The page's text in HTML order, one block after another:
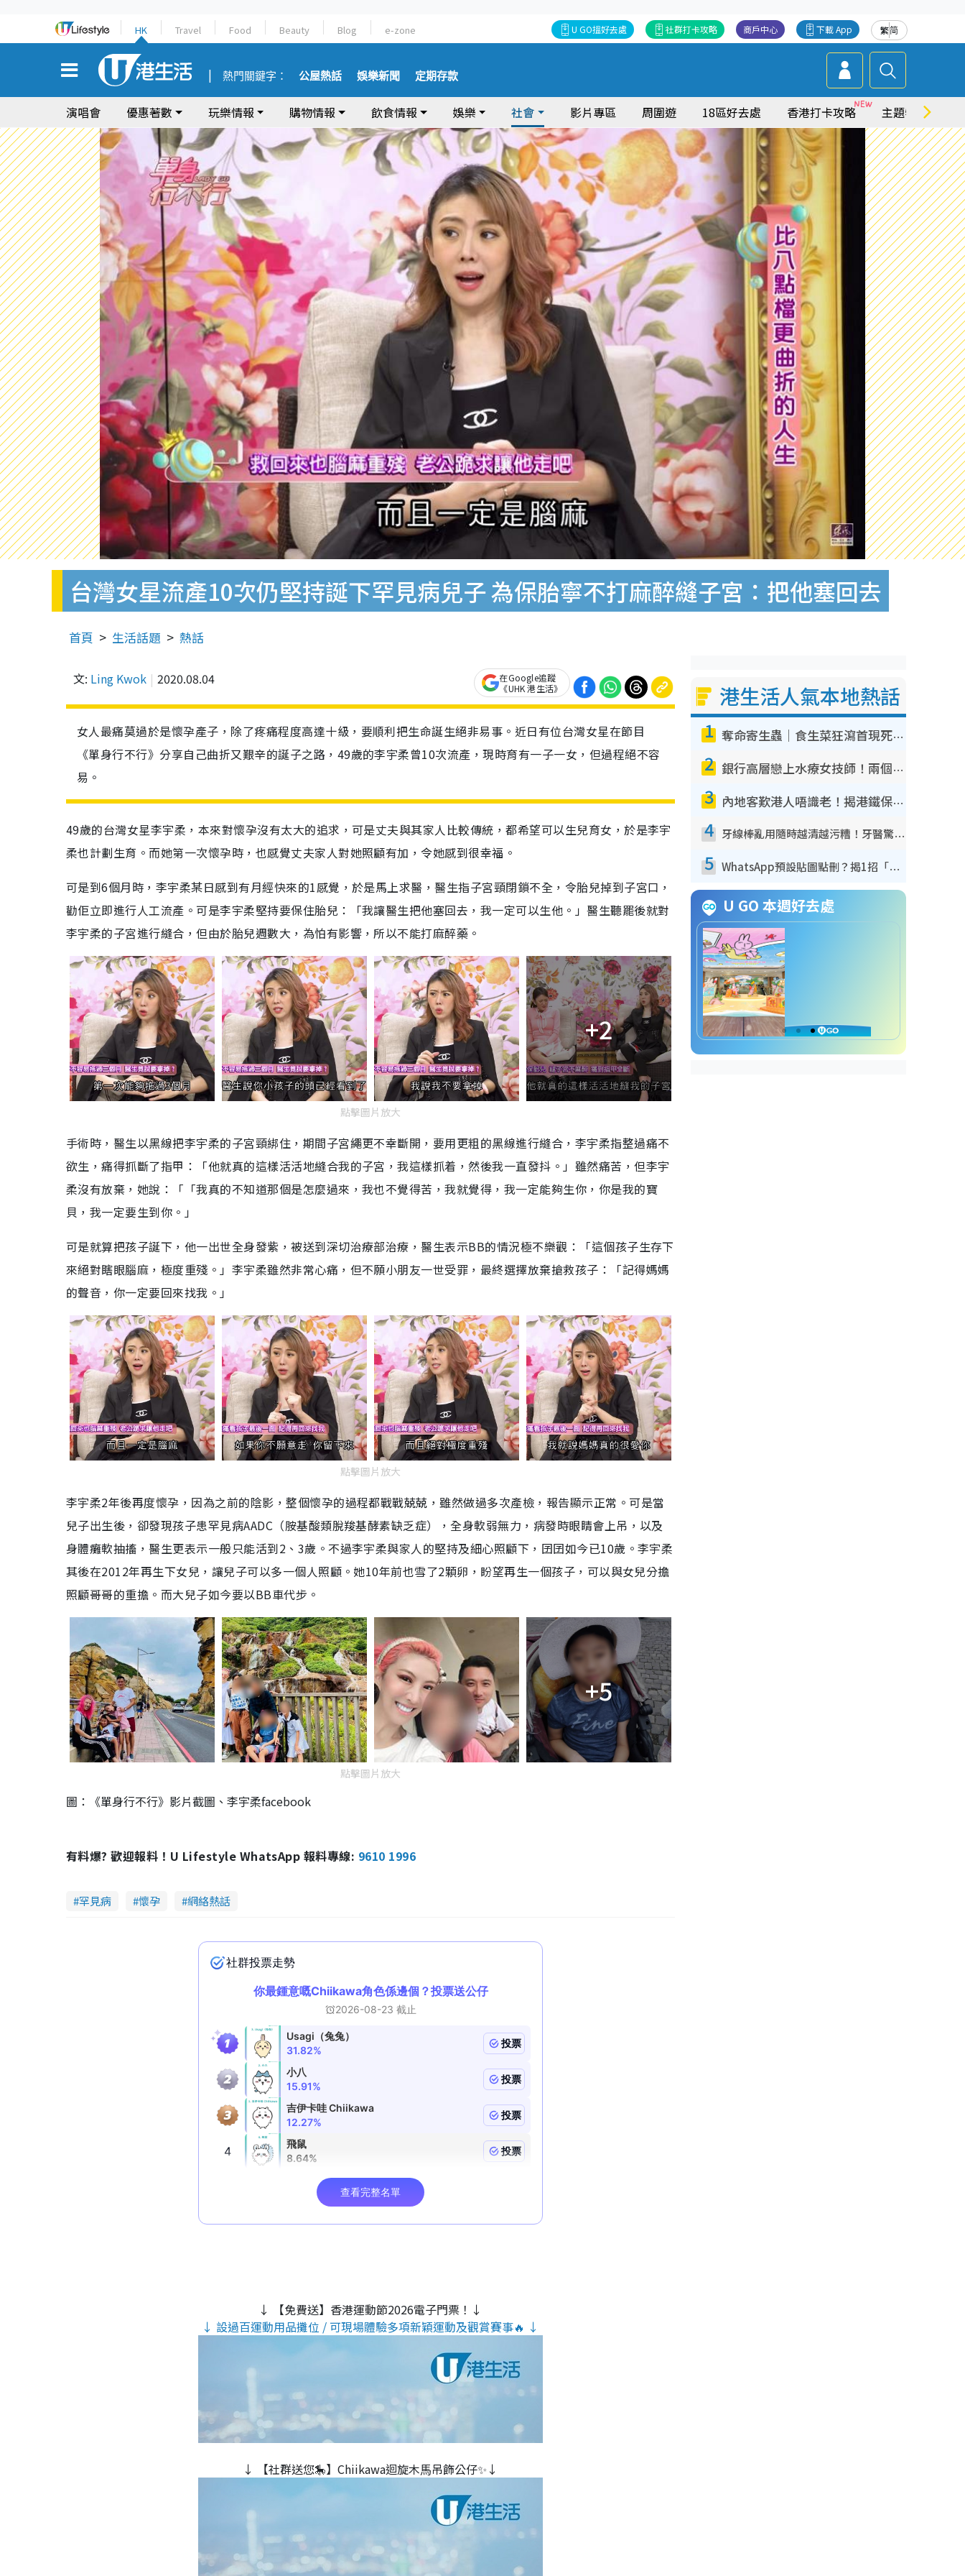
HK Travel Food Beauty Blog e-zone 繁简
下載 App
商戶中心
社群打卡攻略
U GO搵好去處
熱門關鍵字： 公屋熱話 娛樂新聞 定期存款
演唱會 優惠著數 玩樂情報 購物情報 飲食情報 娛樂 社會 影片專區 周圍遊 18區好去處 香港打卡攻略 主題特集
台灣女星流產10次仍堅持誕下罕見病兒子 為保胎寧不打麻醉縫子宮：把他塞回去
首頁 生活話題 熱話
文: Ling Kwok 2020.08.04
在Google追蹤
《UHK 港生活》
女人最痛莫過於是懷孕產子，除了疼痛程度高達十級，要順利把生命誕生絕非易事。近日有位台灣女星在節目
《單身行不行》分享自己曲折又艱辛的誕子之路，49歲的李宇柔曾10次流產，現時育有一子一女，但過程絕不容
易。
49歲的台灣女星李宇柔，本來對懷孕沒有太大的追求，可是丈夫與其家人比較傳統，都希望可以生兒育女，於是李宇
柔也計劃生育。而她第一次懷孕時，也感覺丈夫家人對她照顧有加，令她感到很幸福。
可是到6個月時，李宇柔某日感到有月經快來的1感覺，於是馬上求醫，醫生指子宮頸閉鎖不全，令胎兒掉到子宮口，
勸佢立即進行人工流產。可是李宇柔堅持要保住胎兒：「我讓醫生把他塞回去，我一定可以生他。」醫生聽罷後就對
李宇柔的子宮進行縫合，但由於胎兒週數大，為怕有影響，所以不能打麻醉藥。
+2
點擊圖片放大
手術時，醫生以黑線把李宇柔的子宮頸綁住，期間子宮繩更不幸斷開，要用更粗的黑線進行縫合，李宇柔指整過痛不
欲生，痛得抓斷了指甲：「他就真的這樣活活地縫合我的子宮，我這樣抓着，然後我一直發抖。」雖然痛苦，但李宇
柔沒有放棄，她說：「「我真的不知道那個是怎麼過來，我也不覺得苦，我就覺得，我一定能夠生你，你是我的寶
貝，我一定要生到你。」
可是就算把孩子誕下，他一出世全身發紫，被送到深切治療部治療，醫生表示BB的情況極不樂觀：「這個孩子生存下
來絕對瞎眼腦麻，極度重殘。」李宇柔雖然非常心痛，但不願小朋友一世受罪，最終選擇放棄搶救孩子：「記得媽媽
的聲音，你一定要回來找我。」
點擊圖片放大
李宇柔2年後再度懷孕，因為之前的陰影，整個懷孕的過程都戰戰兢兢，雖然做過多次產檢，報告顯示正常。可是當
兒子出生後，卻發現孩子患罕見病AADC（胺基酸類脫羧基酵素缺乏症），全身軟弱無力，病發時眼睛會上吊，以及
身體癱軟抽搐，醫生更表示一般只能活到2、3歲。不過李宇柔與家人的堅持及細心照顧下，囝囝如今已10歲。李宇柔
其後在2012年再生下女兒，讓兒子可以多一個人照顧。她10年前也雪了2顆卵，盼望再生一個孩子，可以與女兒分擔
照顧哥哥的重擔。而大兒子如今要以BB車代步。
+5
點擊圖片放大
圖：《單身行不行》影片截圖、李宇柔facebook
有料爆? 歡迎報料！U Lifestyle WhatsApp 報料專線: 9610 1996
罕見病 懷孕 網絡熱話
↓ 【免費送】香港運動節2026電子門票！↓
↓ 設過百運動用品攤位 / 可現場體驗多項新穎運動及觀賞賽事🔥 ↓
↓ 【社群送您🎠】Chiikawa迴旋木⾺吊飾公仔✨↓
港生活人氣本地熱話
1 奪命寄生蟲｜食生菜狂瀉首現死者！疫潮惡化錄1.8萬宗病例 揭洗菜3大謬誤
2 銀行高層戀上水療女技師！兩個月借128萬驚覺「沉船」沉落火海 揭背後疑似邪教操控賣淫
3 內地客歎港人唔識老！揭港鐵保鮮級冷氣 港人求放過：咪投訴
4 牙線棒亂用隨時越清越污糟！牙醫驚揭盲目過戶細菌恐致蛀牙：呢種先係日常真保養
5 WhatsApp預設貼圖點刪？揭1招「反向操作」還原簡潔介面 附3步實測教學
U GO 本週好去處